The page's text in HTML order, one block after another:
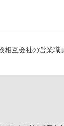
相互会社の営業